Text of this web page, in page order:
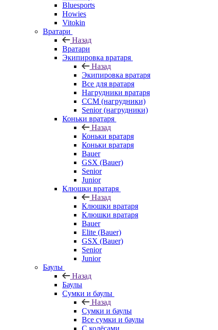
Bluesports
Howies
Vitokin
Вратари
Назад
Вратари
Экипировка вратаря
Назад
Экипировка вратаря
Все для вратаря
Нагрудники вратаря
CCM (нагрудники)
Senior (нагрудники)
Коньки вратаря
Назад
Коньки вратаря
Коньки вратаря
Bauer
GSX (Bauer)
Senior
Junior
Клюшки вратаря
Назад
Клюшки вратаря
Клюшки вратаря
Bauer
Elite (Bauer)
GSX (Bauer)
Senior
Junior
Баулы
Назад
Баулы
Сумки и баулы
Назад
Сумки и баулы
Все сумки и баулы
С колёсами